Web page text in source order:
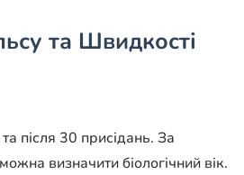
та Швидкості
після 30 присідань. За
визначити біологічний вік.